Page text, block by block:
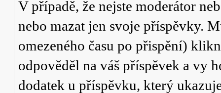
V případě, že nejste moderátor
nebo mazat jen svoje příspěvky.
omezeného času po přispění)
odpověděl na váš příspěvek a vy
dodatek u příspěvku, který